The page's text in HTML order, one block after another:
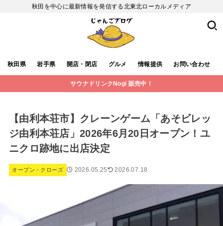
秋田を中心に最新情報を発信する北東北ローカルメディア
秋田県 岩手県 開店・閉店 グルメ 情報提供 お問い合わせ
サウナドリンクNogi 販売中！
【由利本荘市】クレーンゲーム「あそビレッ
ジ由利本荘店」2026年6月20日オープン！ユ
ニクロ跡地に出店決定
オープン・クローズ 2026.05.25 2026.07.18